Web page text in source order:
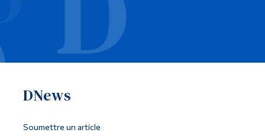
DNews
Soumettre un article
Omnivox